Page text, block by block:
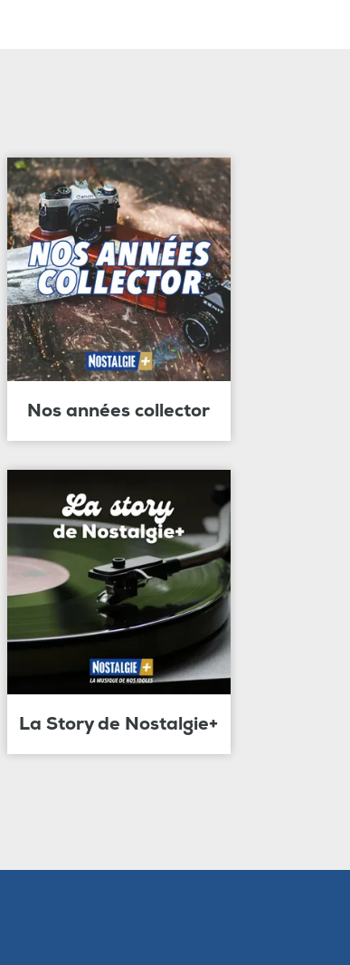
Nos années collector
La Story de Nostalgie+